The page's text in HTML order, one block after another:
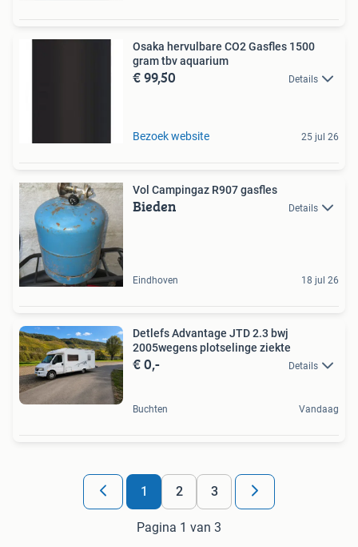
Osaka hervulbare CO2 Gasfles 1500
gram tbv aquarium
€ 99,50 Details
Bezoek website 25 jul 26
Vol Campingaz R907 gasfles
Bieden Details
Eindhoven 18 jul 26
Detlefs Advantage JTD 2.3 bwj
2005wegens plotselinge ziekte
€ 0,- Details
Buchten Vandaag
1 2 3
Pagina 1 van 3